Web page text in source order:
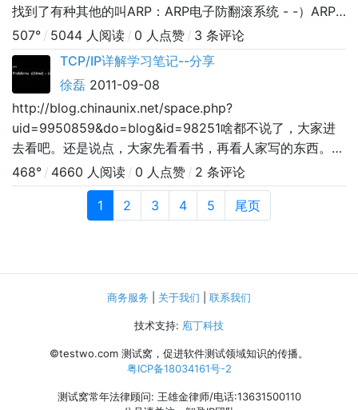
找到了有种其他的叫ARP：ARP电子防翻滚系统 - -）ARP
协议（Address Resolution Protocol），或称地址解析协
议。ARP协议的基本功能就是通过目标设备的IP地址，查询
目标设备的MAC地址，以保证通信的顺利进行。ARP包头
结构：arp.h
507° / 5044 人阅读 / 0 人点赞 / 3 条评论
TCP/IP详解学习笔记--分享
徐磊 2011-09-08
http://blog.chinaunix.net/space.php?
uid=9950859&do=blog&id=98251啥都不说了，大家进
去看吧。还是说点，大家先看看书，再看人家写的东西。我
那个忘记了，补充：维基百科(网络协议)
468° / 4660 人阅读 / 0 人点赞 / 2 条评论
1 2 3 4 5 尾页
商务服务 关于我们 联系我们
技术支持: 庖丁科技
©testwo.com 测试窝，促进软件测试领域知识的传播。
粤ICP备18034161号-2
测试窝常年法律顾问: 王雄金律师/电话:13631500110